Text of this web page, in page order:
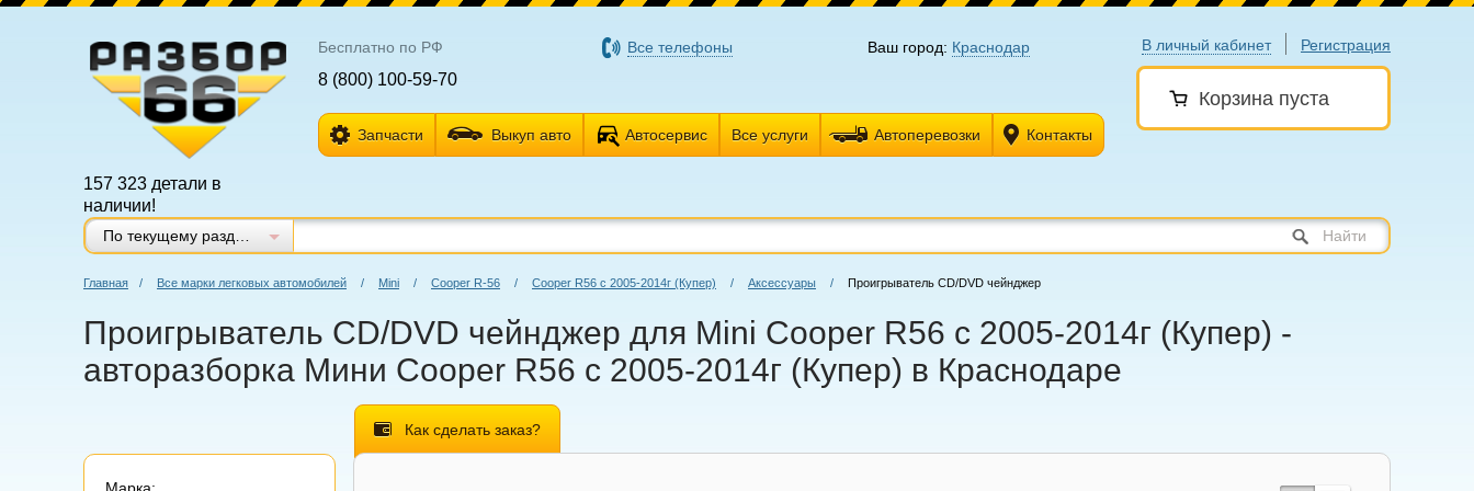
В личный кабинет Регистрация
Корзина пуста
157 323 детали в
наличии!
Бесплатно по РФ
8 (800) 100-59-70
Все телефоны Ваш город: Краснодар
Запчасти Выкуп авто Автосервис Все услуги Автоперевозки Контакты
Найти
Главная / Все марки легковых автомобилей / Mini / Cooper R-56 / Cooper R56 с 2005-2014г (Купер) / Аксессуары / Проигрыватель CD/DVD чейнджер
Проигрыватель CD/DVD чейнджер для Mini Cooper R56 с 2005-2014г (Купер) -
авторазборка Мини Cooper R56 с 2005-2014г (Купер) в Краснодаре
Как сделать заказ?